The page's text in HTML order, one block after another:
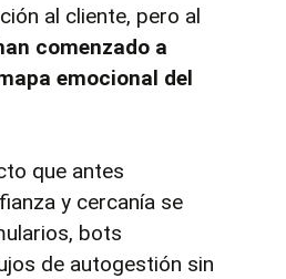
al cliente, pero al
comenzado a
emocional del
que antes
y cercanía se
bots
de autogestión sin